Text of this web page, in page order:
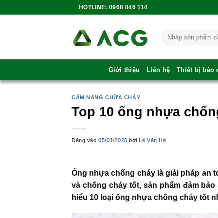
HOTLINE: 0968 046 114
Tìm
kiếm:
Giới thiệu Liên hệ Thiết bị báo
CẨM NANG CHỮA CHÁY
Top 10 ống nhựa
Đăng vào05/03/2026 bởiLê Văn Hệ
Ống nhựa chống cháy là giải pháp an
và chống cháy tốt, sản phẩm đảm
hiểu 10 loại ống nhựa chống cháy tốt